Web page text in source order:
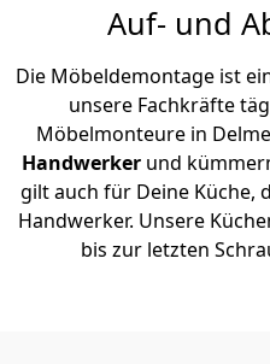
Auf- und
Die Möbeldemontage ist
unsere Fachkräfte
Möbelmonteure in
Handwerker und
gilt auch für Deine Küche,
Handwerker. Unsere
bis zur letzten